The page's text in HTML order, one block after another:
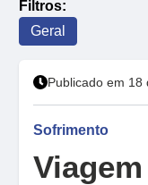
Filtros:
Geral
Publicado em
Sofrimento